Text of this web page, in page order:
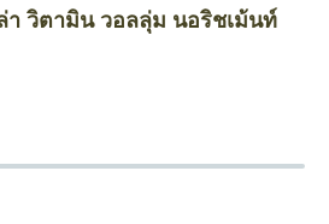
วิตามิน วอลลุ่ม นอริชเม้นท์